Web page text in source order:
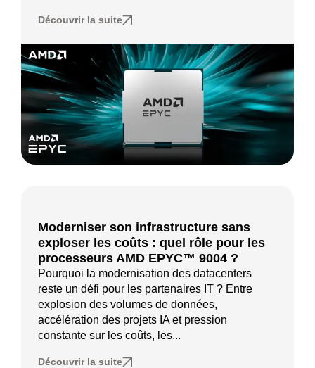
Découvrir la suite
Moderniser son infrastructure sans
exploser les coûts : quel rôle pour les
processeurs AMD EPYC™ 9004 ?
Pourquoi la modernisation des datacenters
reste un défi pour les partenaires IT ? Entre
explosion des volumes de données,
accélération des projets IA et pression
constante sur les coûts, les...
Découvrir la suite